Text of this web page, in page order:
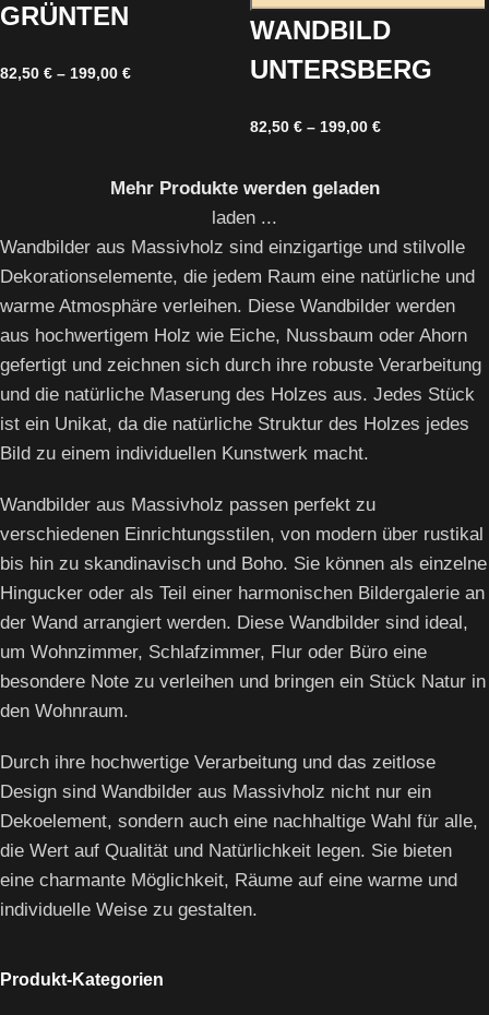
Produkt-Kategorien
GRÜNTEN
82,50 € – 199,00 €
WANDBILD
UNTERSBERG
82,50 € – 199,00 €
Mehr Produkte werden geladen
laden ...
Wandbilder aus Massivholz sind einzigartige und stilvolle
Dekorationselemente, die jedem Raum eine natürliche und
warme Atmosphäre verleihen. Diese Wandbilder werden
aus hochwertigem Holz wie Eiche, Nussbaum oder Ahorn
gefertigt und zeichnen sich durch ihre robuste Verarbeitung
und die natürliche Maserung des Holzes aus. Jedes Stück
ist ein Unikat, da die natürliche Struktur des Holzes jedes
Bild zu einem individuellen Kunstwerk macht.
Wandbilder aus Massivholz passen perfekt zu
verschiedenen Einrichtungsstilen, von modern über rustikal
bis hin zu skandinavisch und Boho. Sie können als einzelne
Hingucker oder als Teil einer harmonischen Bildergalerie an
der Wand arrangiert werden. Diese Wandbilder sind ideal,
um Wohnzimmer, Schlafzimmer, Flur oder Büro eine
besondere Note zu verleihen und bringen ein Stück Natur in
den Wohnraum.
Durch ihre hochwertige Verarbeitung und das zeitlose
Design sind Wandbilder aus Massivholz nicht nur ein
Dekoelement, sondern auch eine nachhaltige Wahl für alle,
die Wert auf Qualität und Natürlichkeit legen. Sie bieten
eine charmante Möglichkeit, Räume auf eine warme und
individuelle Weise zu gestalten.